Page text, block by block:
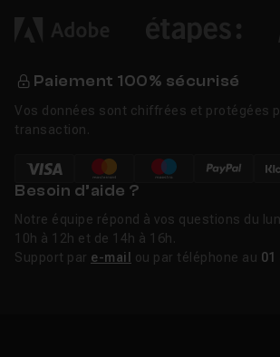
Paiement 100% sécurisé
Vos données sont chiffrées et protégées
transaction.
Besoin d’aide ?
Notre équipe répond à vos questions du
10h à 12h et de 14h à 16h.
Support par e-mail ou par téléphone au 01